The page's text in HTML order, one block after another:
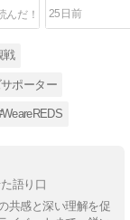
25日前
戦
ポーター
語り口
共感と深い理解を促